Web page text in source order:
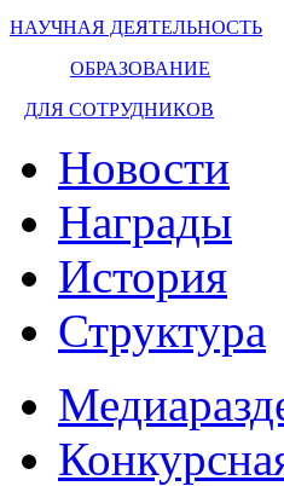
НАУЧНАЯ ДЕЯТЕЛЬНОСТЬ
ОБРАЗОВАНИЕ
ДЛЯ СОТРУДНИКОВ
Новости
Награды
История
Структура